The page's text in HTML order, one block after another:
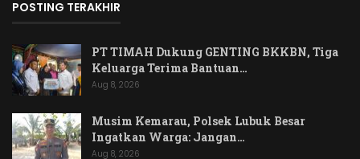
POSTING TERAKHIR
PT TIMAH Dukung GENTING BKKBN, Tiga
Keluarga Terima Bantuan…
Aug 8, 2026
Musim Kemarau, Polsek Lubuk Besar
Ingatkan Warga: Jangan…
Aug 8, 2026